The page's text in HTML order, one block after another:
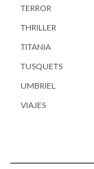
TERROR
THRILLER
TITANIA
TUSQUETS
UMBRIEL
VIAJES